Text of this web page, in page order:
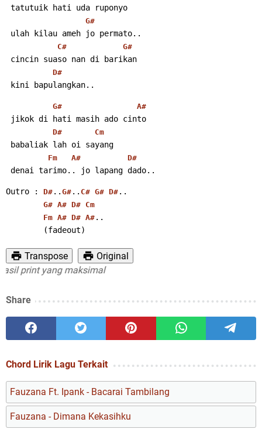
tatutuik hati uda ruponyo
G#
ulah kilau ameh jo permato..
C# G#
cincin suaso nan di barikan
D#
kini bapulangkan..
G# A#
jikok di hati masih ado cinto
D# Cm
babaliak lah oi sayang
Fm A# D#
denai tarimo.. jo lapang dado..
Outro : D# .. G# .. C# G# D# ..
G# A# D# Cm
Fm A# D# A# ..
        (fadeout)
Transpose
Original
yang maksimal
Share
Chord Lirik Lagu Terkait
Fauzana Ft. Ipank - Bacarai Tambilang
Fauzana - Dimana Kekasihku